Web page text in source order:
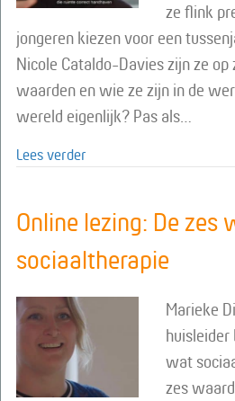
ze flink
jongeren kiezen voor een
Nicole Cataldo-Davies zijn ze op
waarden en wie ze zijn in de
wereld eigenlijk? Pas als…
Lees verder
Online lezing: De zes
sociaaltherapie
Marieke
wat
zes